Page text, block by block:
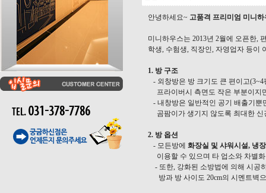
안녕하세요~ 고품격 프리미엄 미니
미니하우스는 2013년 2월에 오픈한,
학생, 수험생, 직장인, 자영업자 등이
1. 방 구조
- 외창방은 방 크기도 큰 편이고
프라이버시 측면도 작은 부분이지
- 내창방은 일반적인 공기 배출기뿐
곰팜이가 생기지 않도록 최대한 신
2. 방 옵션
- 모든방에 화장실 및 샤워시설, 냉
이용할 수 있으며 타 업소와 차별
- 또한, 강화된 소방법에 의해 시공
방과 방 사이도 20cm의 시멘트벽